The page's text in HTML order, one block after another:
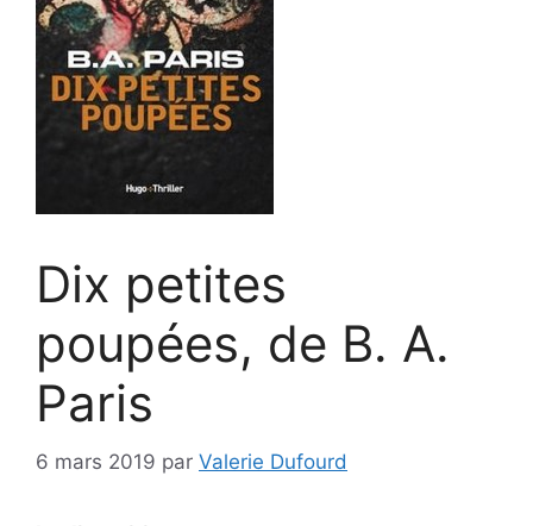
Dix petites
poupées, de B. A.
Paris
6 mars 2019 par Valerie Dufourd